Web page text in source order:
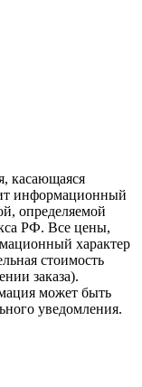
касающаяся
информационный
определяемой
РФ. Все цены,
характер
стоимость
заказа).
может быть
уведомления.